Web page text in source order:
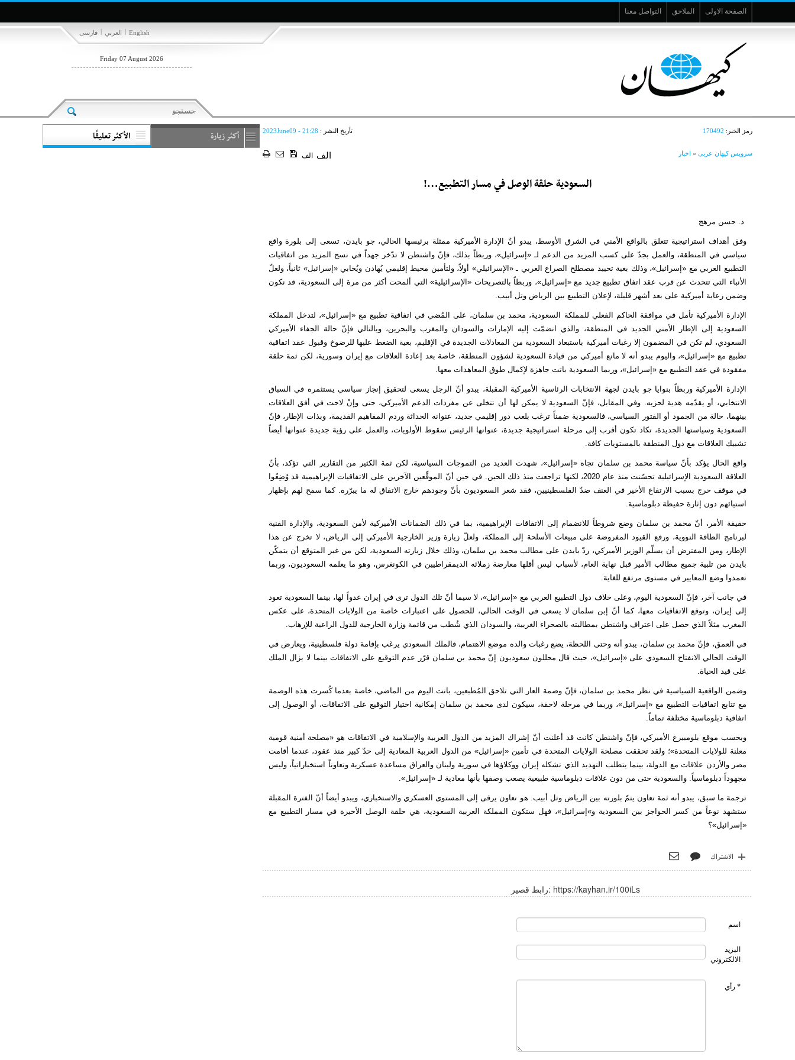
الصفحة الاولى الملاحق التواصل معنا
فارسی | العربي | English
Friday 07 August 2026
رمز الخبر: 170492 تأريخ النشر : 2023June09 - 21:28
سرویس کیهان عربی » اخبار الف الف
السعودية حلقة الوصل في مسار التطبيع…!
د. حسن مرهج
وفق أهداف استراتيجية تتعلق بالواقع الأمني في الشرق الأوسط، يبدو أنّ الإدارة الأميركية ممثلة برئيسها الحالي، جو بايدن، تسعى إلى بلورة واقع
سياسي في المنطقة، والعمل بجدّ على كسب المزيد من الدعم لـ «إسرائيل»، وربطاً بذلك، فإنّ واشنطن لا تدّخر جهداً في نسج المزيد من اتفاقيات
التطبيع العربي مع «إسرائيل»، وذلك بغية تحييد مصطلح الصراع العربي ـ «الإسرائيلي» أولاً، ولتأمين محيط إقليمي يُهادن ويُحابي «إسرائيل» ثانياً، ولعلّ
الأنباء التي تتحدث عن قرب عقد اتفاق تطبيع جديد مع «إسرائيل»، وربطاً بالتصريحات «الإسرائيلية» التي ألمحت أكثر من مرة إلى السعودية، قد نكون
وضمن رعاية أميركية على بعد أشهر قليلة، لإعلان التطبيع بين الرياض وتل أبيب.
الإدارة الأميركية تأمل في موافقة الحاكم الفعلي للمملكة السعودية، محمد بن سلمان، على المُضي في اتفاقية تطبيع مع «إسرائيل»، لتدخل المملكة
السعودية إلى الإطار الأمني الجديد في المنطقة، والذي انضمّت إليه الإمارات والسودان والمغرب والبحرين، وبالتالي فإنّ حالة الجفاء الأميركي
السعودي، لم تكن في المضمون إلا رغبات أميركية باستبعاد السعودية من المعادلات الجديدة في الإقليم، بغية الضغط عليها للرضوخ وقبول عقد اتفاقية
تطبيع مع «إسرائيل»، واليوم يبدو أنه لا مانع أميركي من قيادة السعودية لشؤون المنطقة، خاصة بعد إعادة العلاقات مع إيران وسورية، لكن ثمة حلقة
مفقودة في عقد التطبيع مع «إسرائيل»، وربما السعودية باتت جاهزة لإكمال طوق المعاهدات معها.
الإدارة الأميركية وربطاً بنوايا جو بايدن لجهة الانتخابات الرئاسية الأميركية المقبلة، يبدو أنّ الرجل يسعى لتحقيق إنجاز سياسي يستثمره في السباق
الانتخابي، أو يقدّمه هدية لحزبه. وفي المقابل، فإنّ السعودية لا يمكن لها أن تتخلى عن مفردات الدعم الأميركي، حتى وإنْ لاحت في أفق العلاقات
بينهما، حالة من الجمود أو الفتور السياسي، فالسعودية ضمناً ترغب بلعب دور إقليمي جديد، عنوانه الحداثة وردم المفاهيم القديمة، وبذات الإطار، فإنّ
السعودية وسياستها الجديدة، تكاد تكون أقرب إلى مرحلة استراتيجية جديدة، عنوانها الرئيس سقوط الأولويات، والعمل على رؤية جديدة عنوانها أيضاً
تشبيك العلاقات مع دول المنطقة بالمستويات كافة.
واقع الحال يؤكد بأنّ سياسة محمد بن سلمان تجاه «إسرائيل»، شهدت العديد من التموجات السياسية، لكن ثمة الكثير من التقارير التي تؤكد، بأنّ
العلاقة السعودية الإسرائيلية تحسّنت منذ عام 2020، لكنها تراجعت منذ ذلك الحين. في حين أنّ الموقِّعين الآخرين على الاتفاقيات الإبراهيمية قد وُضِعُوا
في موقف حرج بسبب الارتفاع الأخير في العنف ضدّ الفلسطينيين، فقد شعر السعوديون بأنّ وجودهم خارج الاتفاق له ما يبرّره. كما سمح لهم بإظهار
استيائهم دون إثارة حفيظة دبلوماسية.
حقيقة الأمر، أنّ محمد بن سلمان وضع شروطاً للانضمام إلى الاتفاقات الإبراهيمية، بما في ذلك الضمانات الأميركية لأمن السعودية، والإدارة الفنية
لبرنامج الطاقة النووية، ورفع القيود المفروضة على مبيعات الأسلحة إلى المملكة، ولعلّ زيارة وزير الخارجية الأميركي إلى الرياض، لا تخرج عن هذا
الإطار، ومن المفترض أن يسلّم الوزير الأميركي، ردّ بايدن على مطالب محمد بن سلمان، وذلك خلال زيارته السعودية، لكن من غير المتوقع أن يتمكّن
بايدن من تلبية جميع مطالب الأمير قبل نهاية العام، لأسباب ليس أقلها معارضة زملائه الديمقراطيين في الكونغرس، وهو ما يعلمه السعوديون، وربما
تعمدوا وضع المعايير في مستوى مرتفع للغاية.
في جانب آخر، فإنّ السعودية اليوم، وعلى خلاف دول التطبيع العربي مع «إسرائيل»، لا سيما أنّ تلك الدول ترى في إيران عدواً لها، بينما السعودية تعود
إلى إيران، وتوقع الاتفاقيات معها، كما أنّ إبن سلمان لا يسعى في الوقت الحالي، للحصول على اعتبارات خاصة من الولايات المتحدة، على عكس
المغرب مثلاً الذي حصل على اعتراف واشنطن بمطالبته بالصحراء الغربية، والسودان الذي شُطب من قائمة وزارة الخارجية للدول الراعية للإرهاب.
في العمق، فإنّ محمد بن سلمان، يبدو أنه وحتى اللحظة، يضع رغبات والده موضع الاهتمام، فالملك السعودي يرغب بإقامة دولة فلسطينية، ويعارض في
الوقت الحالي الانفتاح السعودي على «إسرائيل»، حيث قال محللون سعوديون إنّ محمد بن سلمان قرّر عدم التوقيع على الاتفاقات بينما لا يزال الملك
على قيد الحياة.
وضمن الواقعية السياسية في نظر محمد بن سلمان، فإنّ وصمة العار التي تلاحق المُطبعين، باتت اليوم من الماضي، خاصة بعدما كُسرت هذه الوصمة
مع تتابع اتفاقيات التطبيع مع «إسرائيل»، وربما في مرحلة لاحقة، سيكون لدى محمد بن سلمان إمكانية اختيار التوقيع على الاتفاقات، أو الوصول إلى
اتفاقية دبلوماسية مختلفة تماماً.
وبحسب موقع بلومبيرغ الأميركي، فإنّ واشنطن كانت قد أعلنت أنّ إشراك المزيد من الدول العربية والإسلامية في الاتفاقات هو «مصلحة أمنية قومية
معلنة للولايات المتحدة»؛ ولقد تحققت مصلحة الولايات المتحدة في تأمين «إسرائيل» من الدول العربية المعادية إلى حدّ كبير منذ عقود، عندما أقامت
مصر والأردن علاقات مع الدولة، بينما يتطلب التهديد الذي تشكله إيران ووكلاؤها في سورية ولبنان والعراق مساعدة عسكرية وتعاوناً استخباراتياً، وليس
مجهوداً دبلوماسياً. والسعودية حتى من دون علاقات دبلوماسية طبيعية يصعب وصفها بأنها معادية لـ «إسرائيل».
ترجمة ما سبق، يبدو أنه ثمة تعاون يتمّ بلورته بين الرياض وتل أبيب. هو تعاون يرقى إلى المستوى العسكري والاستخباري، ويبدو أيضاً أنّ الفترة المقبلة
ستشهد نوعاً من كسر الحواجز بين السعودية و»إسرائيل»، فهل ستكون المملكة العربية السعودية، هي حلقة الوصل الأخيرة في مسار التطبيع مع
«إسرائيل»؟
الاشتراك
رابط قصير: https://kayhan.ir/100iLs
اسم
البريد
الالكتروني
* رأي
أكثر زيارة الأكثر تعليقًا